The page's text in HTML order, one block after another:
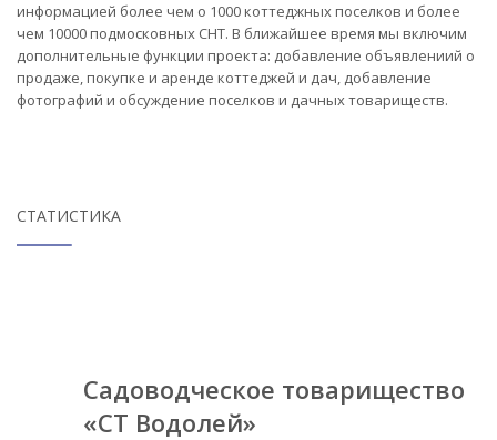
информацией более чем о 1000 коттеджных поселков и более
чем 10000 подмосковных СНТ. В ближайшее время мы включим
дополнительные функции проекта: добавление объявлениий о
продаже, покупке и аренде коттеджей и дач, добавление
фотографий и обсуждение поселков и дачных товариществ.
СТАТИСТИКА
Садоводческое товарищество
«СТ Водолей»